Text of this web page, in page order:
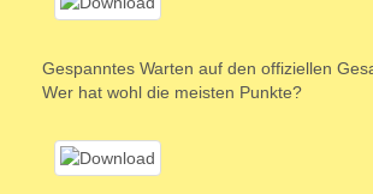
Gespanntes Warten auf den offiziellen
Wer hat wohl die meisten Punkte?